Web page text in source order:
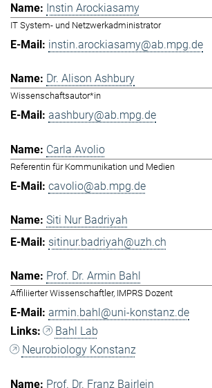
Instin Arockiasamy
IT System- und Netzwerkadministrator
instin.arockiasamy@ab.mpg.de
Dr. Alison Ashbury
Wissenschaftsautor*in
aashbury@ab.mpg.de
Carla Avolio
Referentin für Kommunikation und Medien
cavolio@ab.mpg.de
Siti Nur Badriyah
sitinur.badriyah@uzh.ch
Prof. Dr. Armin Bahl
Affiliierter Wissenschaftler, IMPRS Dozent
armin.bahl@uni-konstanz.de
Bahl Lab
Neurobiology Konstanz
Prof. Dr. Franz Bairlein